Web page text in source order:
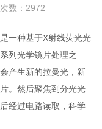
数：2972
一种基于X射线荧光光
列光学镜片处理之
产生新的拉曼光，新
。然后聚焦到分光光
经过电路读取，科学